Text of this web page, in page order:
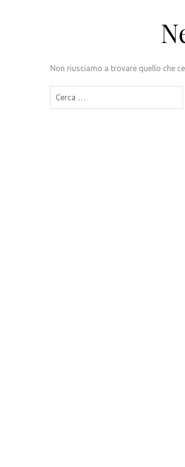
Non riusciamo a trovare quello che
per: